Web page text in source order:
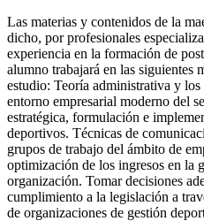
Las materias y contenidos de la
dicho, por profesionales
experiencia en la formación de
alumno trabajará en las siguientes
estudio: Teoría administrativa y
entorno empresarial moderno del
estratégica, formulación e
deportivos. Técnicas de
grupos de trabajo del ámbito de
optimización de los ingresos en la
organización. Tomar decisiones
cumplimiento a la legislación a
de organizaciones de gestión